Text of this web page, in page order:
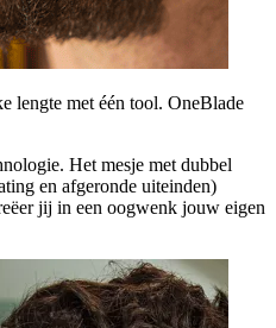
lengte met één tool. OneBlade
Het mesje met dubbel
en afgeronde uiteinden)
jij in een oogwenk jouw eigen